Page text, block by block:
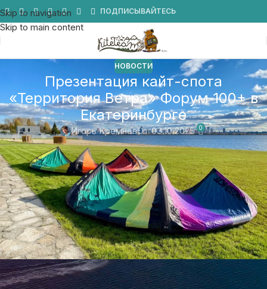
Skip to navigation
Skip to main content
ПОДПИСЫВАЙТЕСЬ
НОВОСТИ
Презентация кайт-спота
«Территория Ветра» Форум 100+ в
Екатеринбурге
Игорь КремнёвОт 03.10.2025 0